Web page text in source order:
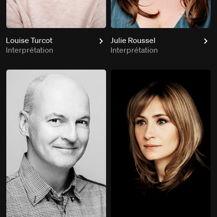
Louise Turcot
Interprétation
Julie Roussel
Interprétation